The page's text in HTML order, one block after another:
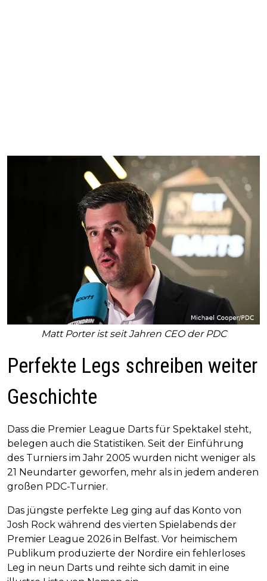
Matt Porter ist seit Jahren CEO der PDC
Perfekte Legs schreiben weiter
Geschichte
Dass die Premier League Darts für Spektakel steht,
belegen auch die Statistiken. Seit der Einführung
des Turniers im Jahr 2005 wurden nicht weniger als
21 Neundarter geworfen, mehr als in jedem anderen
großen PDC-Turnier.
Das jüngste perfekte Leg ging auf das Konto von
Josh Rock während des vierten Spielabends der
Premier League 2026 in Belfast. Vor heimischem
Publikum produzierte der Nordire ein fehlerloses
Leg in neun Darts und reihte sich damit in eine